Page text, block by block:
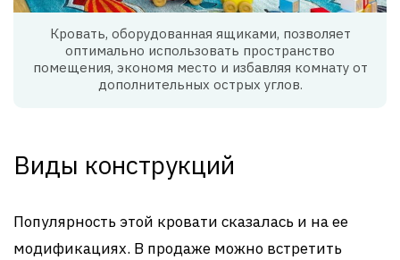
Кровать, оборудованная ящиками, позволяет
оптимально использовать пространство
помещения, экономя место и избавляя комнату от
дополнительных острых углов.
Виды конструкций
Популярность этой кровати сказалась и на ее
модификациях. В продаже можно встретить